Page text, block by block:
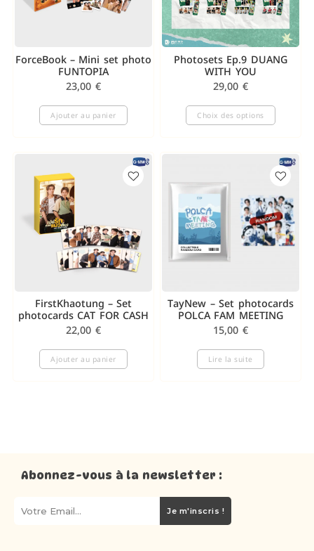
ForceBook – Mini set photo
FUNTOPIA
23,00 €
Ajouter au panier
Photosets Ep.9 DUANG
WITH YOU
29,00 €
Choix des options
FirstKhaotung – Set
photocards CAT FOR CASH
22,00 €
Ajouter au panier
TayNew – Set photocards
POLCA FAM MEETING
15,00 €
Lire la suite
Abonnez-vous à la newsletter :
Je m'inscris !